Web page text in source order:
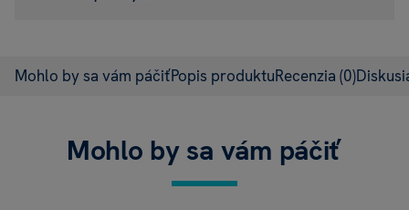
Mohlo by sa vám páčiťPopis produktuRecenzia (0)
Mohlo by sa vám páčiť